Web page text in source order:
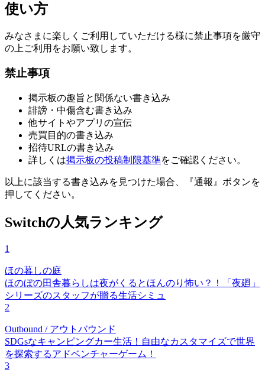
使い方
みなさまに楽しくご利用していただける様に禁止事項を厳守
の上ご利用をお願い致します。
禁止事項
掲示板の趣旨と関係ない書き込み
誹謗・中傷含む書き込み
他サイトやアプリの宣伝
売買目的の書き込み
招待URLの書き込み
詳しくは掲示板の投稿制限基準をご確認ください。
以上に該当する書き込みを見つけた場合、
『通報』ボタンを
押してください。
Switchの人気ランキング
1
ほの暮しの庭
ほのぼの田舎暮らしは夜がくるとほんのり怖い？！「夜廻」
シリーズのスタッフが贈る生活シミュ
2
Outbound / アウトバウンド
SDGsなキャンピングカー生活！自由なカスタマイズで世界
を探索するアドベンチャーゲーム！
3